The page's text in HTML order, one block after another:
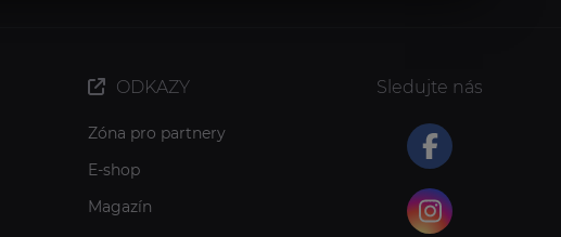
ODKAZY
Zóna pro partnery
E-shop
Magazín
Sledujte nás